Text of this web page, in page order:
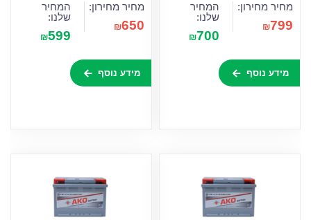
מחיר מחירון:
₪799
המחיר
שלנו:
₪700
מידע נוסף
מחיר מחירון:
₪650
המחיר
שלנו:
₪599
מידע נוסף